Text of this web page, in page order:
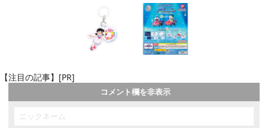
【注目の記事】[PR]
コメント欄を非表示